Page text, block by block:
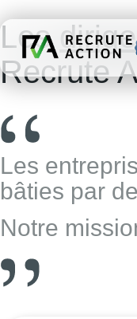
Les
Recrute
Les
bâties par
Notre